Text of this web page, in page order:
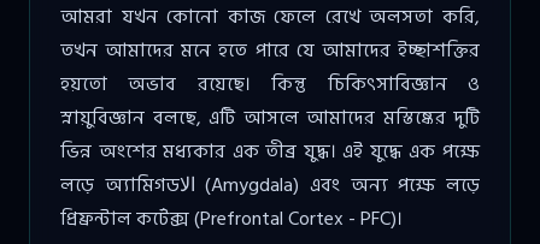
আমরা যখন কোনো কাজ ফেলে রেখে অলসতা করি,
তখন আমাদের মনে হতে পারে যে আমাদের ইচ্ছাশক্তির
হয়তো অভাব রয়েছে। কিন্তু চিকিৎসাবিজ্ঞান ও
স্নায়ুবিজ্ঞান বলছে, এটি আসলে আমাদের মস্তিষ্কের দুটি
ভিন্ন অংশের মধ্যকার এক তীব্র যুদ্ধ। এই যুদ্ধে এক পক্ষে
লড়ে অ্যামিগডالا (Amygdala) এবং অন্য পক্ষে লড়ে
প্রিফ্রন্টাল কর্টেক্স (Prefrontal Cortex - PFC)।